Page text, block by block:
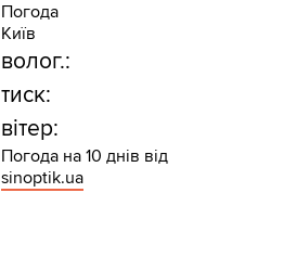
Погода
Київ
волог.:
тиск:
вітер:
Погода на 10 днів від
sinoptik.ua